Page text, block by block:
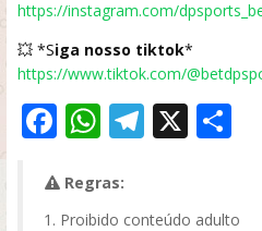
https://instagram.com/
💥 *Siga nosso tiktok*
https://www.tiktok.com/
Facebook
WhatsApp
X
Regras:
Proibido conteúdo adulto